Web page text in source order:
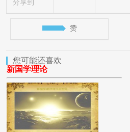
分享到
赞
您可能还喜欢
新国学理论